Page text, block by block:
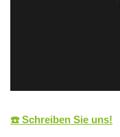
☎️ Schreiben Sie uns!